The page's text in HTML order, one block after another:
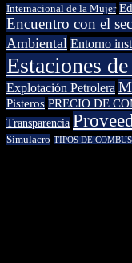
Internacional de la Mujer
Encuentro con el
Ambiental Entorno
Estaciones
Explotación Petrolera
Pisteros PRECIO DE
Transparencia
Simulacro TIPOS DE